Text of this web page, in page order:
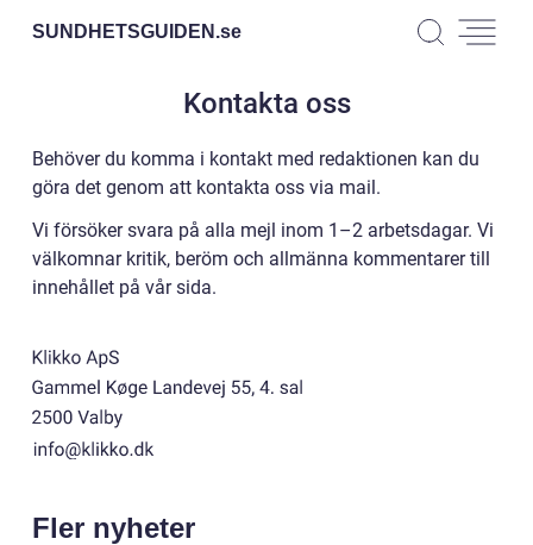
SUNDHETSGUIDEN.se
Kontakta oss
Behöver du komma i kontakt med redaktionen kan du
göra det genom att kontakta oss via mail.
Vi försöker svara på alla mejl inom 1–2 arbetsdagar. Vi
välkomnar kritik, beröm och allmänna kommentarer till
innehållet på vår sida.
Fler nyheter